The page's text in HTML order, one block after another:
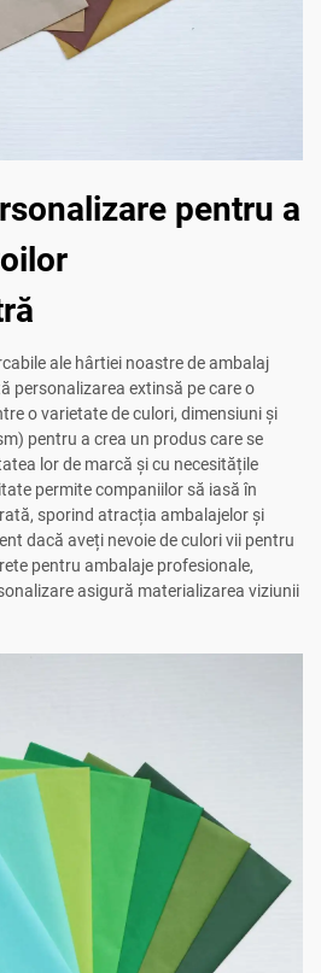
pentru a
ale hârtiei noastre de ambalaj
personalizarea extinsă pe care o
o varietate de culori, dimensiuni și
pentru a crea un produs care se
lor de marcă și cu necesitățile
permite companiilor să iasă în
sporind atracția ambalajelor și
dacă aveți nevoie de culori vii pentru
pentru ambalaje profesionale,
asigură materializarea viziunii